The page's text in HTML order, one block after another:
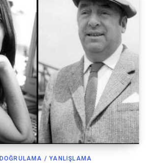
DOĞRULAMA / YANLIŞLAMA